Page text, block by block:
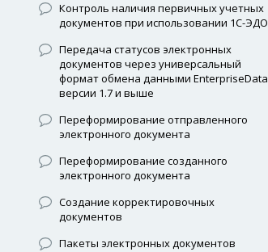
Контроль наличия первичных учетных
документов при использовании 1С-ЭДО
Передача статусов электронных
документов через универсальный
формат обмена данными EnterpriseData
версии 1.7 и выше
Переформирование отправленного
электронного документа
Переформирование созданного
электронного документа
Создание корректировочных
документов
Пакеты электронных документов